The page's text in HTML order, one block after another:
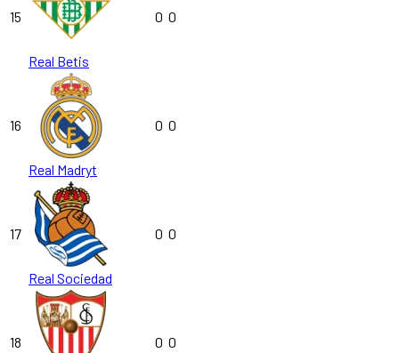
15
Real Betis
0 0
16
Real Madryt
0 0
17
Real Sociedad
0 0
18 0 0